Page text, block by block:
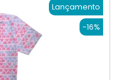
Lançamento
-16%